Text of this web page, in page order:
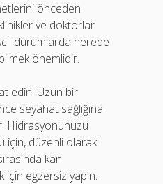
önceden
ve doktorlar
durumlarda nerede
önemlidir.
edin: Uzun bir
seyahat sağlığına
Hidrasyonunuzu
için, düzenli olarak
kan
için egzersiz yapın.